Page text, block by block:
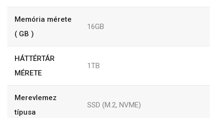
Memória mérete
( GB )
16GB
HÁTTÉRTÁR
MÉRETE
1TB
Merevlemez
típusa
SSD (M.2, NVME)